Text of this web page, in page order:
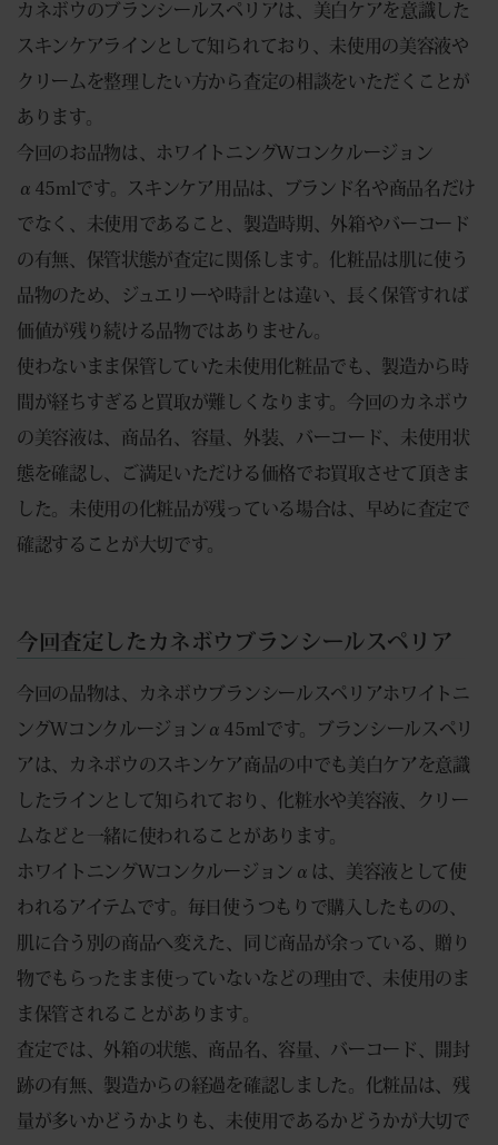
カネボウのブランシールスペリアは、美白ケアを意識した
スキンケアラインとして知られており、未使用の美容液や
クリームを整理したい方から査定の相談をいただくことが
あります。
今回のお品物は、ホワイトニングWコンクルージョン
α45mlです。スキンケア用品は、ブランド名や商品名だけ
でなく、未使用であること、製造時期、外箱やバーコード
の有無、保管状態が査定に関係します。化粧品は肌に使う
品物のため、ジュエリーや時計とは違い、長く保管すれば
価値が残り続ける品物ではありません。
使わないまま保管していた未使用化粧品でも、製造から時
間が経ちすぎると買取が難しくなります。今回のカネボウ
の美容液は、商品名、容量、外装、バーコード、未使用状
態を確認し、ご満足いただける価格でお買取させて頂きま
した。未使用の化粧品が残っている場合は、早めに査定で
確認することが大切です。
今回査定したカネボウブランシールスペリア
今回の品物は、カネボウブランシールスペリアホワイトニ
ングWコンクルージョンα45mlです。ブランシールスペリ
アは、カネボウのスキンケア商品の中でも美白ケアを意識
したラインとして知られており、化粧水や美容液、クリー
ムなどと一緒に使われることがあります。
ホワイトニングWコンクルージョンαは、美容液として使
われるアイテムです。毎日使うつもりで購入したものの、
肌に合う別の商品へ変えた、同じ商品が余っている、贈り
物でもらったまま使っていないなどの理由で、未使用のま
ま保管されることがあります。
査定では、外箱の状態、商品名、容量、バーコード、開封
跡の有無、製造からの経過を確認しました。化粧品は、残
量が多いかどうかよりも、未使用であるかどうかが大切で